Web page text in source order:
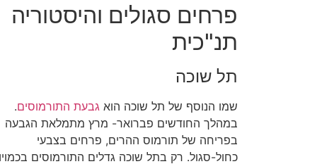
פרחים סגולים והיסטוריה
תנ"כית
תל שוכה
שמו הנוסף של תל שוכה הוא גבעת התורמוסים.
במהלך החודשים פברואר- מרץ מתמלאת הגבעה
בפריחה של תורמוס ההרים, פרחים בצבעי
כחול-סגול. רק בתל שוכה גדלים התורמוסים